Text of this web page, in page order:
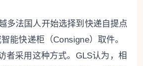
多法国人开始选择到快递自提点
能快递柜（Consigne）取件。
者采用这种方式。GLS认为，相